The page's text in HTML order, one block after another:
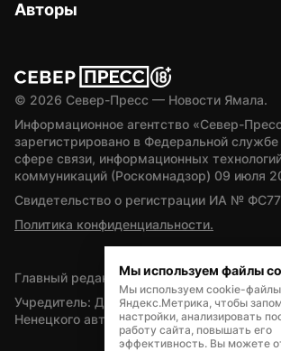
Авторы
© 2026 Север-Пресс — Новости Ямала.
Информационное агентство «Север-
зарегистрировано в Федеральной службе
сфере связи, информационных
коммуникаций (Роскомнадзор) 09 июля
Свидетельство о регистрации ИА №
Политика конфиденциальности.
Главный редактор — А.Л. Поздеев
Учредитель: Департамент внутренней
Ненецкого автономного округа
Мы используем файлы
Мы используем cookie-файлы
Яндекс.Метрика, чтобы
настройки, анализировать
работу сайта, повышать его
эффективность. Вы можете